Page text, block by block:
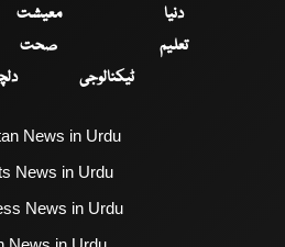
دنیا
معیشت
تعلیم
صحت
ٹیکنالوجی
News in Urdu
News in Urdu
News in Urdu